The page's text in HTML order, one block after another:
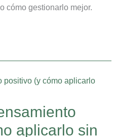
cómo gestionarlo mejor.
aplicarlo sin